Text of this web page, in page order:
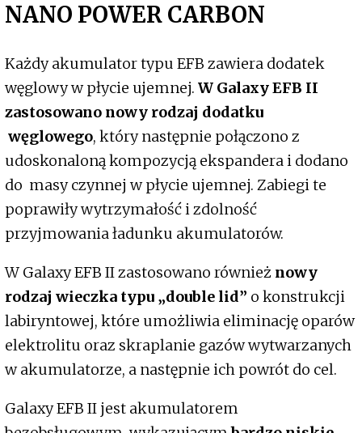
NANO POWER CARBON
Każdy akumulator typu EFB zawiera dodatek
węglowy w płycie ujemnej. W Galaxy EFB II
zastosowano nowy rodzaj dodatku
węglowego, który następnie połączono z
udoskonaloną kompozycją ekspandera i dodano
do masy czynnej w płycie ujemnej. Zabiegi te
poprawiły wytrzymałość i zdolność
przyjmowania ładunku akumulatorów.
W Galaxy EFB II zastosowano również nowy
rodzaj wieczka typu „double lid” o konstrukcji
labiryntowej, które umożliwia eliminację oparów
elektrolitu oraz skraplanie gazów wytwarzanych
w akumulatorze, a następnie ich powrót do cel.
Galaxy EFB II jest akumulatorem